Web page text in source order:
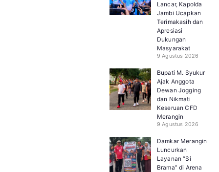
Lancar, Kapolda
Jambi Ucapkan
Terimakasih dan
Apresiasi
Dukungan
Masyarakat
9 Agustus 2026
Bupati M. Syukur
Ajak Anggota
Dewan Jogging
dan Nikmati
Keseruan CFD
Merangin
9 Agustus 2026
Damkar Merangin
Luncurkan
Layanan “Si
Brama” di Arena